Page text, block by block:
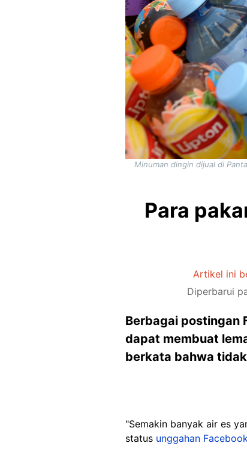
Minuman dingin dijual di
Para
Artikel ini
Diperbarui
Berbagai postingan
dapat membuat
berkata bahwa
"Semakin banyak air es
status unggahan Facebook